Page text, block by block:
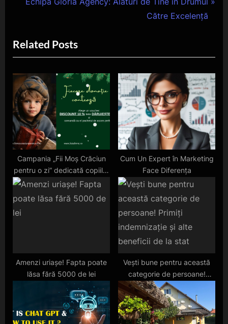
o
u
s
P
o
s
t
:
t
P
o
s
t
:
Către Excelență
Related Posts
Campania „Fii Moș Crăciun
pentru o zi” dedicată copiilor
nevoiași
Cum Un Expert în Marketing
Face Diferența
Amenzi uriașe! Fapta poate
lăsa fără 5000 de lei
Vești bune pentru această
categorie de persoane!
Primiți indemnizație și alte
beneficii de la stat